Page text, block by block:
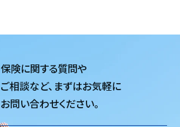
保険に関する質問や
ご相談など、 まずはお気軽に
お問い合わせください。